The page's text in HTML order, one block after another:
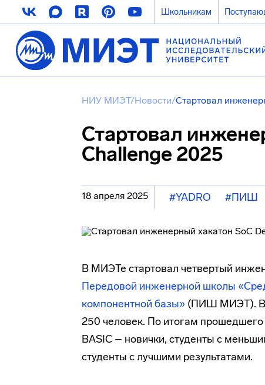
Школьникам
НИУ МИЭТ/Новости/Стартовал
Стартовал
Challenge 2025
18 апреля 2025 #YADRO #ПИШ
В МИЭТе стартовал четвертый
Передовой инженерной школы
компонентной базы» (ПИШ МИЭТ). В
250 человек. По итогам прошедшего
BASIC – новички, студенты с
студенты с лучшими результатами.